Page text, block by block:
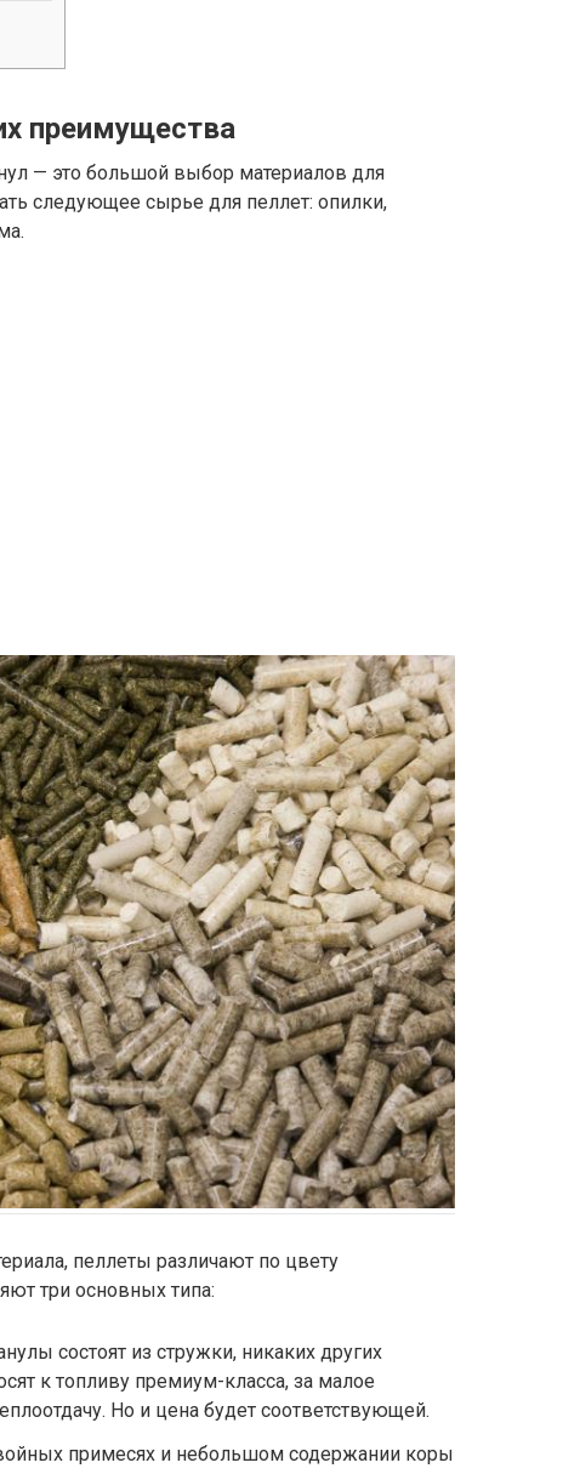
преимущества
— это большой выбор материалов для
следующее сырье для пеллет: опилки,
пеллеты различают по цвету
три основных типа:
состоят из стружки, никаких других
к топливу премиум-класса, за малое
Но и цена будет соответствующей.
примесях и небольшом содержании коры